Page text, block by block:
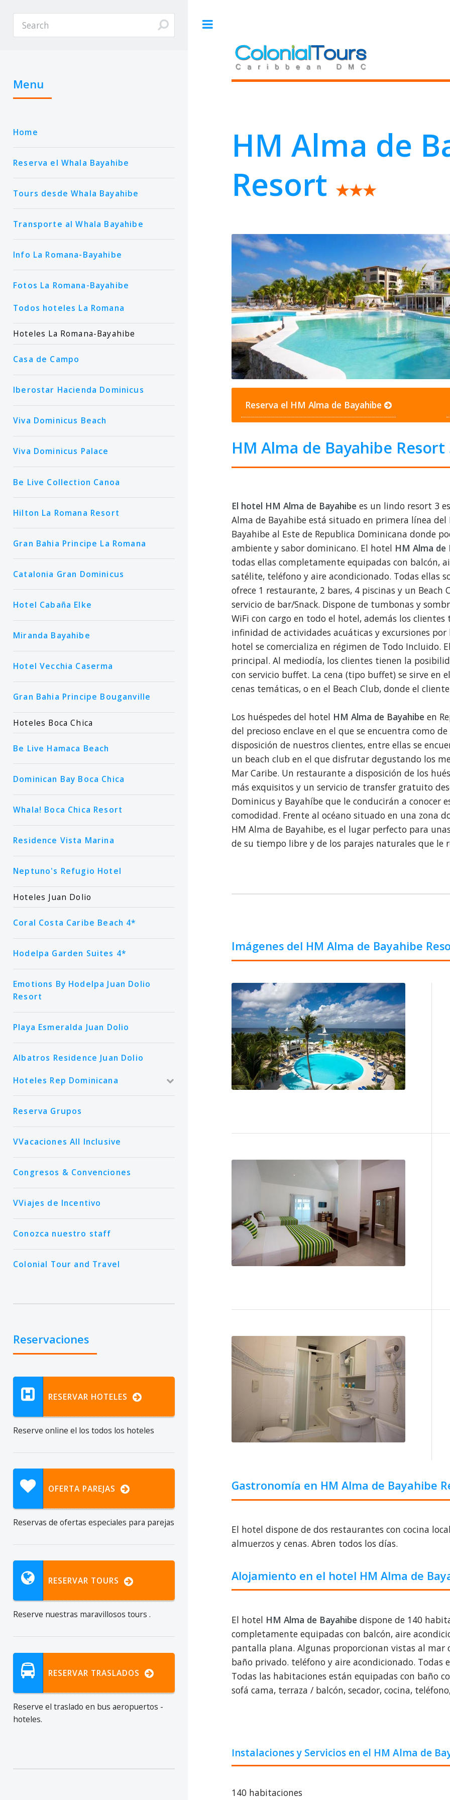
Menu
Home
Reserva el Whala Bayahibe
Tours desde Whala Bayahibe
Transporte al Whala Bayahibe
Info La Romana-Bayahibe
Fotos La Romana-Bayahibe
Todos hoteles La Romana
Hoteles La Romana-Bayahibe
Casa de Campo
Iberostar Hacienda Dominicus
Viva Dominicus Beach
Viva Dominicus Palace
Be Live Collection Canoa
Hilton La Romana Resort
Gran Bahia Principe La Romana
Catalonia Gran Dominicus
Hotel Cabaña Elke
Miranda Bayahibe
Hotel Vecchia Caserma
Gran Bahia Principe Bouganville
Hoteles Boca Chica
Be Live Hamaca Beach
Dominican Bay Boca Chica
Whala! Boca Chica Resort
Residence Vista Marina
Neptuno's Refugio Hotel
Hoteles Juan Dolio
Coral Costa Caribe Beach 4*
Hodelpa Garden Suites 4*
Emotions By Hodelpa Juan Dolio
Resort
Playa Esmeralda Juan Dolio
Albatros Residence Juan Dolio
Hoteles Rep Dominicana
Reserva Grupos
VVacaciones All Inclusive
Congresos & Convenciones
VViajes de Incentivo
Conozca nuestro staff
Colonial Tour and Travel
Reservaciones
RESERVAR HOTELES
Reserve online el los todos los hoteles
OFERTA PAREJAS
Reservas de ofertas especiales para parejas
RESERVAR TOURS
Reserve nuestras maravillosos tours .
RESERVAR TRASLADOS
Reserve el traslado en bus aeropuertos -
hoteles.
HM Alma de
Resort ★★★
Reserva el HM Alma de Bayahibe
HM Alma de Bayahibe
El hotel HM Alma de Bayahibe es un lindo resort 3
Alma de Bayahibe está situado en primera línea
Bayahibe al Este de Republica Dominicana donde
ambiente y sabor dominicano. El hotel HM Alma de
todas ellas completamente equipadas con balcón,
satélite, teléfono y aire acondicionado. Todas ellas
ofrece 1 restaurante, 2 bares, 4 piscinas y un Beach
servicio de bar/Snack. Dispone de tumbonas y
WiFi con cargo en todo el hotel, además los
infinidad de actividades acuáticas y excursiones por
hotel se comercializa en régimen de Todo Incluido.
principal. Al mediodía, los clientes tienen la
con servicio buffet. La cena (tipo buffet) se sirve en
cenas temáticas, o en el Beach Club, donde el
Los huéspedes del hotel HM Alma de Bayahibe en
del precioso enclave en el que se encuentra como
disposición de nuestros clientes, entre ellas se
un beach club en el que disfrutar degustando los
Mar Caribe. Un restaurante a disposición de los
más exquisitos y un servicio de transfer gratuito
Dominicus y Bayahíbe que le conducirán a conocer
comodidad. Frente al océano situado en una zona
HM Alma de Bayahibe, es el lugar perfecto para
de su tiempo libre y de los parajes naturales que le
Imágenes del HM Alma de Bayahibe
Gastronomía en HM Alma de Bayahibe
El hotel dispone de dos restaurantes con cocina
almuerzos y cenas. Abren todos los días.
Alojamiento en el hotel HM Alma de
El hotel HM Alma de Bayahibe dispone de 140
completamente equipadas con balcón, aire
pantalla plana. Algunas proporcionan vistas al
baño privado. teléfono y aire acondicionado.
Todas las habitaciones están equipadas con baño
sofá cama, terraza / balcón, secador, cocina,
Instalaciones y Servicios en el HM Alma de
140 habitaciones